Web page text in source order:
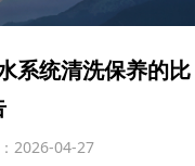
系统清洗保养的比
2026-04-27